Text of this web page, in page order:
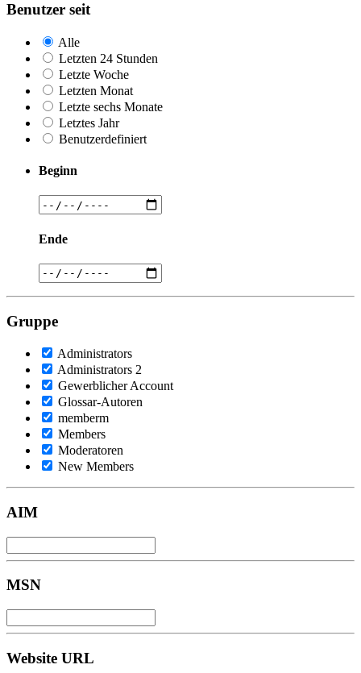
Benutzer seit
Alle
Letzten 24 Stunden
Letzte Woche
Letzten Monat
Letzte sechs Monate
Letztes Jahr
Benutzerdefiniert
Beginn
Ende
Gruppe
Administrators
Administrators 2
Gewerblicher Account
Glossar-Autoren
memberm
Members
Moderatoren
New Members
AIM
MSN
Website URL